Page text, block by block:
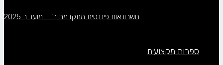
חשבונאות פיננסית מתקדמת ב’ – מועד ב 2025
ספרות מקצועית